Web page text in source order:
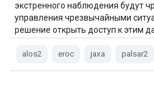
экстренного наблюдения будут
управления чрезвычайными
решение открыть доступ к этим
alos2 eroc jaxa palsar2